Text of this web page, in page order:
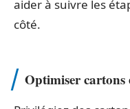
aider à suivre les
côté.
Optimiser cartons